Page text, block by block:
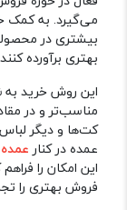
می‌گیرد. به کمک
بیشتری در
بهتری برآورده
این روش خرید به
مناسب‌تر و در
کت‌ها و دیگر
عمده در کنار
این امکان را
فروش بهتری را